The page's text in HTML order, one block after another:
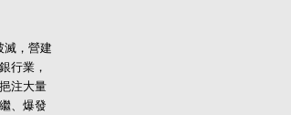
滅，營建
行業，
注大量
、爆發